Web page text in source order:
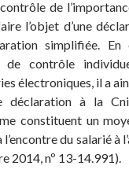
de
l’objet d’une
simplifiée. En
de contrôle
électroniques, il a
déclaration à la
constituent un
du salarié à
2014, nº 13-14.991).